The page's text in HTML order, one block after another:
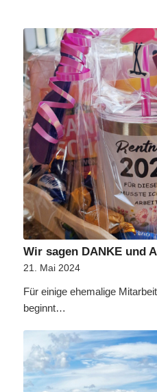
Wir sagen DANKE und
21. Mai 2024
Für einige ehemalige
beginnt…